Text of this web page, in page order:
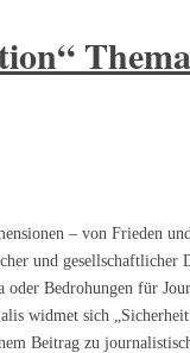
– von Frieden
und gesellschaftlicher
Bedrohungen für
widmet sich
Beitrag zu